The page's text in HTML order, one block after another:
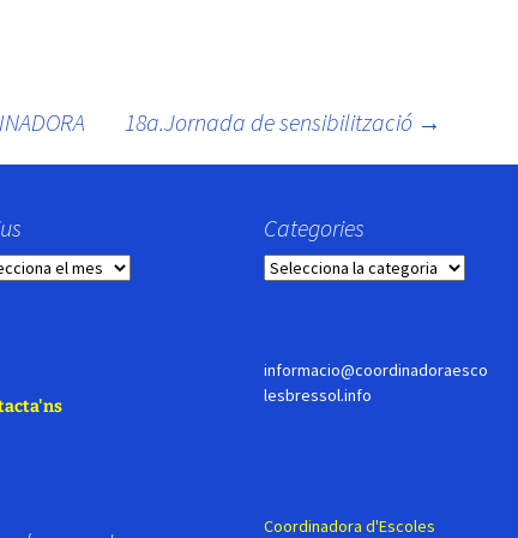
18a.Jornada de sensibilització →
Categories
Categories
informacio@coordinadoraesco
lesbressol.info
Coordinadora d'Escoles